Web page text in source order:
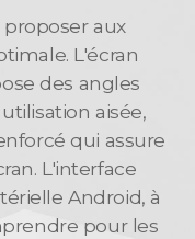
aux
L'écran
des angles
aisée,
qui assure
L'interface
Android, à
pour les